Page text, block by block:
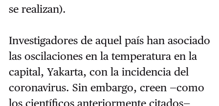
se realizan).
Investigadores de aquel país han asociado
las oscilaciones en la temperatura en la
capital, Yakarta, con la incidencia del
coronavirus. Sin embargo, creen —como
los científicos anteriormente citados—